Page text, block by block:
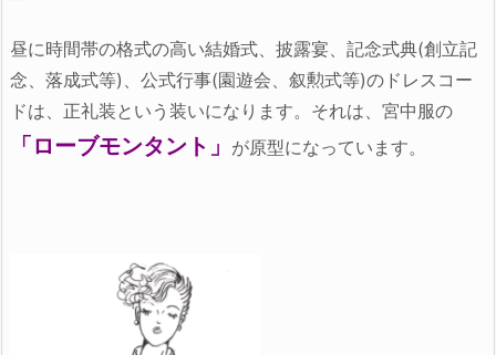
昼に時間帯の格式の高い結婚式、披露宴、記念式典(創立記
念、落成式等)、公式行事(園遊会、叙勲式等)のドレスコー
ドは、正礼装という装いになります。それは、宮中服の
「ローブモンタント」 が原型になっています。